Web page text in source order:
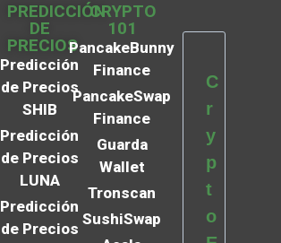
PREDICCIÓN
DE
PRECIOS
Predicción
de Precios
SHIB
Predicción
de Precios
LUNA
Predicción
de Precios
CRYPTO
101
PancakeBunny
Finance
PancakeSwap
Finance
Guarda
Wallet
Tronscan
SushiSwap
C
r
y
p
t
o